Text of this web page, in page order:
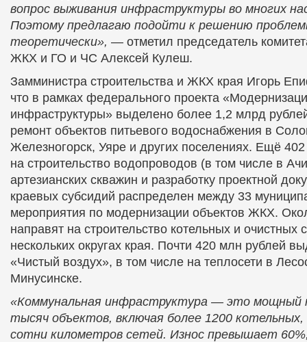
вопрос выживания инфраструктуры во многих
Поэтому предлагаю подойти к решению
теоретически», — отметил председатель
ЖКХ и ГО и ЧС Алексей Кулеш.
Замминистра строительства и ЖКХ края Игорь
что в рамках федерального проекта
инфраструктуры» выделено более 1,2 млрд
ремонт объектов питьевого водоснабжения в
Железногорск, Уяре и других поселениях. Ещё
на строительство водопроводов (в том числе в
артезианских скважин и разработку проектной
краевых субсидий распределен между 33
мероприятия по модернизации объектов ЖКХ.
направят на строительство котельных и очистных
нескольких округах края. Почти 420 млн рублей
«Чистый воздух», в том числе на теплосети в
Минусинске.
«Коммунальная инфраструктура — это мощный
тысяч объектов, включая более 1200 котельных,
сотни километров сетей. Износ превышает